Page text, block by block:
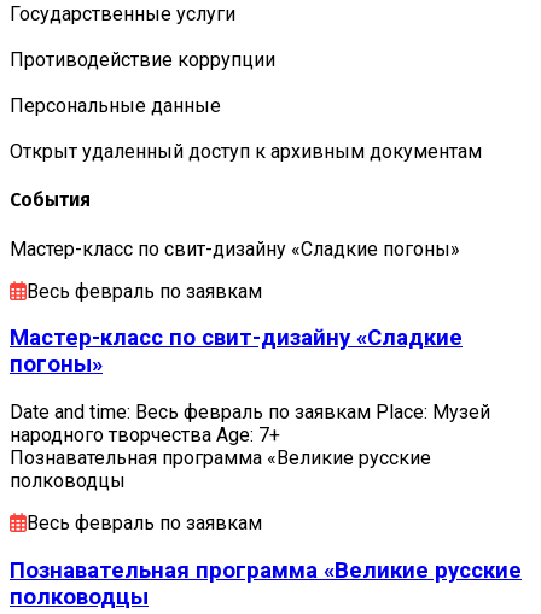
Государственные услуги
Противодействие коррупции
Персональные данные
Открыт удаленный доступ к архивным документам
События
Мастер-класс по свит-дизайну «Сладкие погоны»
Весь февраль по заявкам
Мастер-класс по свит-дизайну «Сладкие
погоны»
Date and time: Весь февраль по заявкам Place: Музей
народного творчества Age: 7+
Познавательная программа «Великие русские
полководцы
Весь февраль по заявкам
Познавательная программа «Великие русские
полководцы